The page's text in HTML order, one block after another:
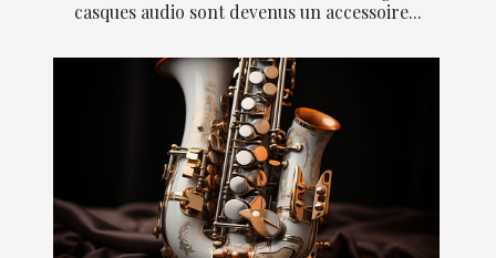
casques audio sont devenus un accessoire...